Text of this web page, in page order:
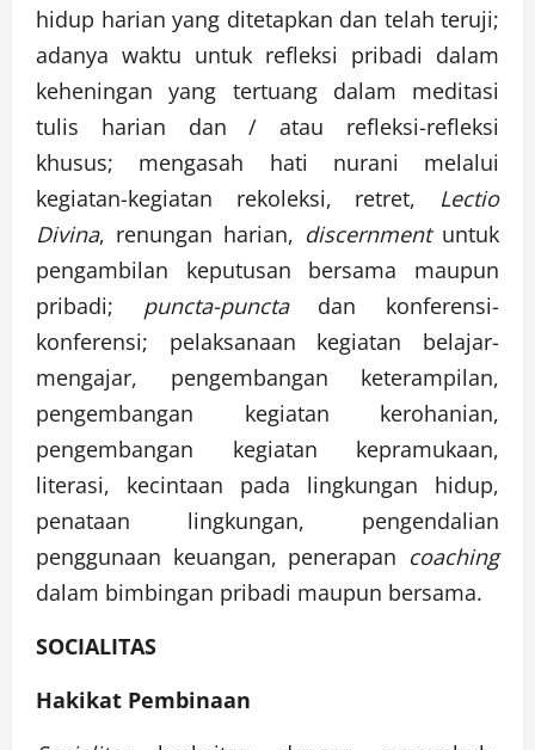
hidup harian yang ditetapkan dan telah teruji;
adanya waktu untuk refleksi pribadi dalam
keheningan yang tertuang dalam meditasi
tulis harian dan / atau refleksi-refleksi
khusus; mengasah hati nurani melalui
kegiatan-kegiatan rekoleksi, retret, Lectio
Divina, renungan harian, discernmentuntuk
pengambilan keputusan bersama maupun
pribadi; puncta-puncta dan konferensi-
konferensi; pelaksanaan kegiatan belajar-
mengajar, pengembangan keterampilan,
pengembangan kegiatan kerohanian,
pengembangan kegiatan kepramukaan,
literasi, kecintaan pada lingkungan hidup,
penataan lingkungan, pengendalian
penggunaan keuangan, penerapan coaching
dalam bimbingan pribadi maupun bersama.
SOCIALITAS
Hakikat Pembinaan